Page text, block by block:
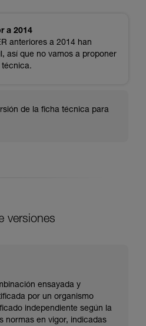
a 2014
anteriores a 2014 han
así que no vamos a proponer
técnica.
de la ficha técnica para
versiones
ensayada y
por un organismo
independiente según la
normas en vigor, indicadas